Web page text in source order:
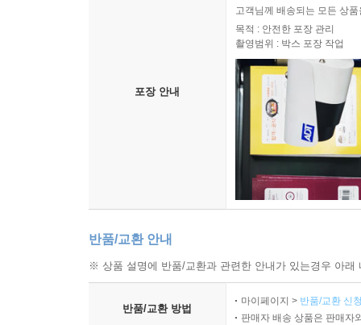
포장 안내
고객님께 배송되는 모든 상
목적 : 안전한 포장 관리
촬영범위 : 박스 포장 작업
반품/교환 안내
※ 상품 설명에 반품/교환과 관련한 안내가 있는경우 아
반품/교환 방법
마이페이지 > 반품/교환 신
판매자 배송 상품은 판매자